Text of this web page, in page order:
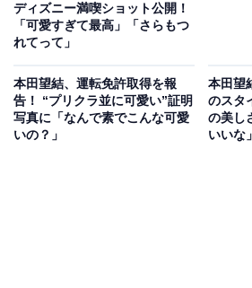
ディズニー満喫ショット公開！
「可愛すぎて最高」「さらもつ
れてって」
本田望結、運転免許取得を報
告！ “プリクラ並に可愛い”証明
写真に「なんで素でこんな可愛
いの？」
本田望
のスタ
の美し
いいな